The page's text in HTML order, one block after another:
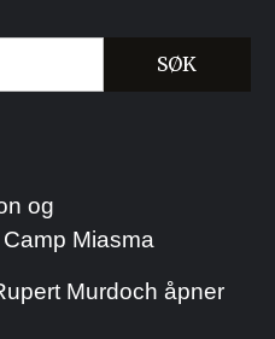
og
Miasma
Murdoch åpner